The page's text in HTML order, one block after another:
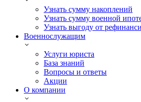
Узнать сумму накоплений
Узнать сумму военной
Узнать выгоду от
Военнослужащим
Услуги юриста
База знаний
Вопросы и ответы
Акции
О компании